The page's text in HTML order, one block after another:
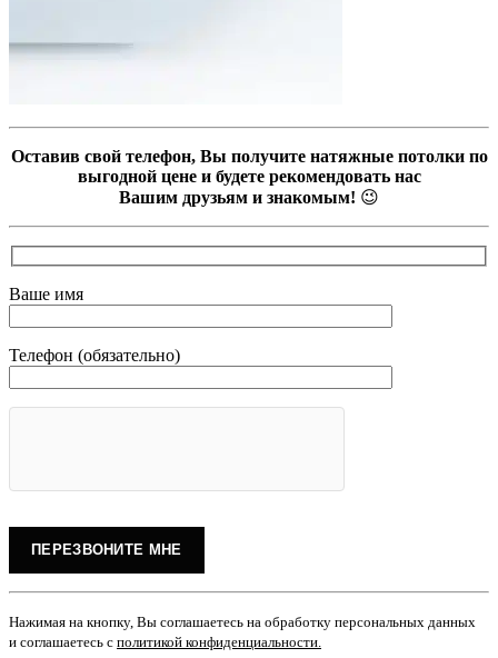
Оставив свой телефон, Вы получите натяжные потолки по
выгодной цене и будете рекомендовать нас
Вашим друзьям и знакомым! 😉
Ваше имя
Телефон (обязательно)
Нажимая на кнопку, Вы соглашаетесь на обработку персональных данных
и соглашаетесь с политикой конфиденциальности.